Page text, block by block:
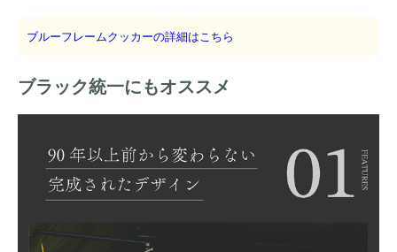
ブルーフレームクッカーの詳細はこちら
ブラック統一にもオススメ